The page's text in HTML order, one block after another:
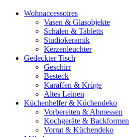
Wohnaccessoires
Vasen & Glasobjekte
Schalen & Tabletts
Studiokeramik
Kerzenleuchter
Gedeckter Tisch
Geschirr
Besteck
Karaffen & Krüge
Altes Leinen
Küchenhelfer & Küchendeko
Vorbereiten & Abmessen
Kochgeräte & Backformen
Vorrat & Küchendeko